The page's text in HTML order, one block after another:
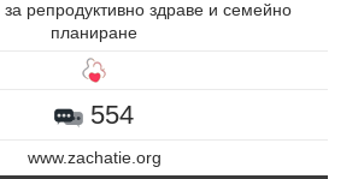
репродуктивно здраве и семейно
планиране
554
www.zachatie.org